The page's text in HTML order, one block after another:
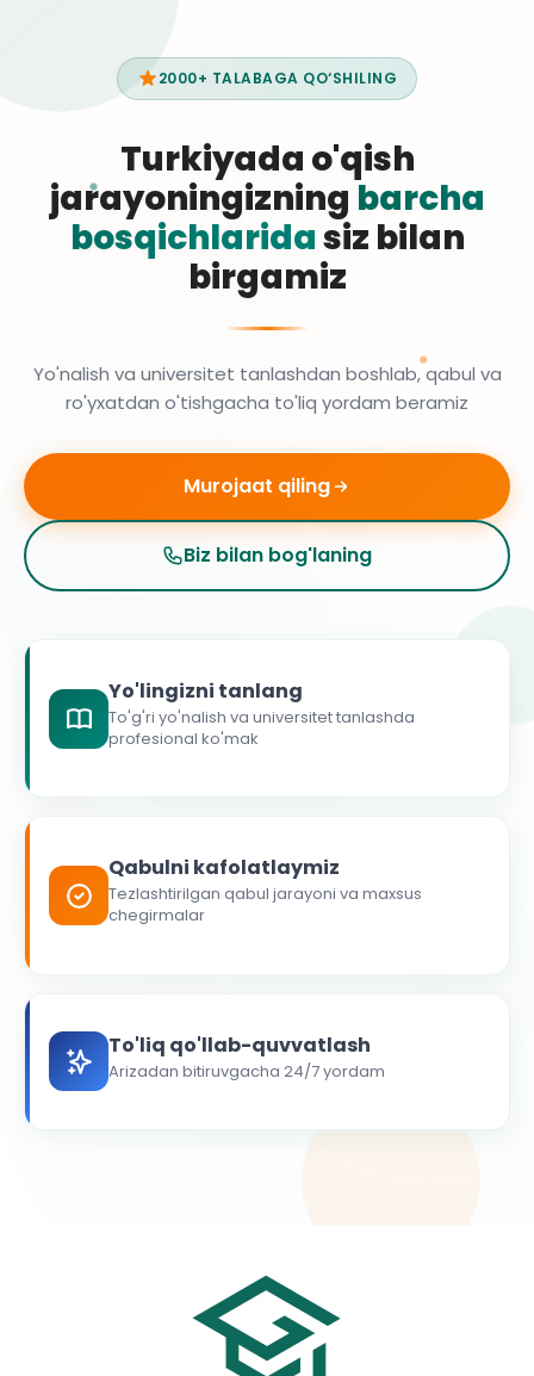
2000+ TALABAGA QO‘SHILING
Turkiyada o'qish
jarayoningizning barcha
bosqichlaridasiz bilan
birgamiz
Yo'nalish va universitet tanlashdan boshlab, qabul va
ro'yxatdan o'tishgacha to'liq yordam beramiz
Murojaat qiling
Biz bilan bog'laning
Yo'lingizni tanlang
To'g'ri yo'nalish va universitet tanlashda
profesional ko'mak
Qabulni kafolatlaymiz
Tezlashtirilgan qabul jarayoni va maxsus
chegirmalar
To'liq qo'llab-quvvatlash
Arizadan bitiruvgacha 24/7 yordam